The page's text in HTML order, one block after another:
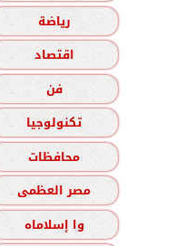
رياضة
اقتصاد
فن
تكنولوجيا
محافظات
مصر العظمى
وا إسلاماه